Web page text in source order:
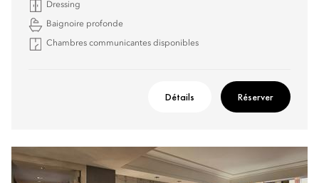
Dressing
Baignoire profonde
Chambres communicantes disponibles
Détails Réserver